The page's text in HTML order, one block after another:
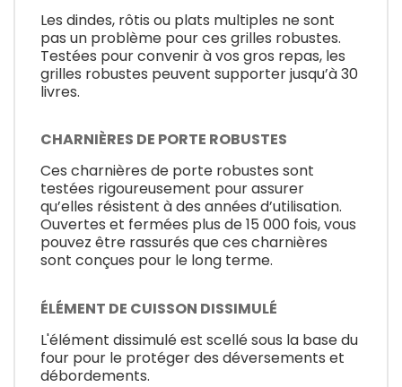
Les dindes, rôtis ou plats multiples ne sont
pas un problème pour ces grilles robustes.
Testées pour convenir à vos gros repas, les
grilles robustes peuvent supporter jusqu’à 30
livres.
CHARNIÈRES DE PORTE ROBUSTES
Ces charnières de porte robustes sont
testées rigoureusement pour assurer
qu’elles résistent à des années d’utilisation.
Ouvertes et fermées plus de 15 000 fois, vous
pouvez être rassurés que ces charnières
sont conçues pour le long terme.
ÉLÉMENT DE CUISSON DISSIMULÉ
L'élément dissimulé est scellé sous la base du
four pour le protéger des déversements et
débordements.